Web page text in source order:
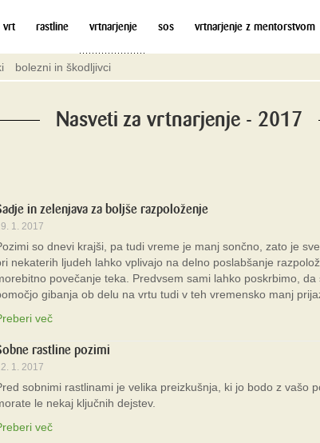
vrt rastline vrtnarjenje sos vrtnarjenje z mentorstvom
bolezni in škodljivci
Nasveti za vrtnarjenje - 2017
in zelenjava za boljše razpoloženje
1. 2017
so dnevi krajši, pa tudi vreme je manj sončno, zato je
nekaterih ljudeh lahko vplivajo na delno poslabšanje
povečanje teka. Predvsem sami lahko poskrbimo,
gibanja ob delu na vrtu tudi v teh vremensko manj
več
rastline pozimi
1. 2017
sobnimi rastlinami je velika preizkušnja, ki jo bodo z vašo
le nekaj ključnih dejstev.
več